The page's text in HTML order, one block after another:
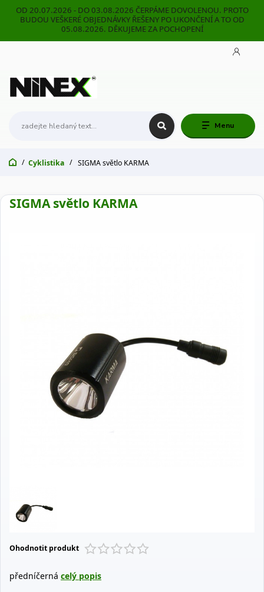
OD 20.07.2026 - DO 03.08.2026 ČERPÁME DOVOLENOU. PROTO
BUDOU VEŠKERÉ OBJEDNÁVKY ŘEŠENY PO UKONČENÍ A TO OD
05.08.2026. DĚKUJEME ZA POCHOPENÍ
Menu
Cyklistika SIGMA světlo KARMA
SIGMA světlo KARMA
Ohodnotit produkt
předníčerná celý popis